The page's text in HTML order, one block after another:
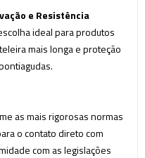
e Resistência
ideal para produtos
mais longa e proteção
as mais rigorosas normas
o contato direto com
com as legislações